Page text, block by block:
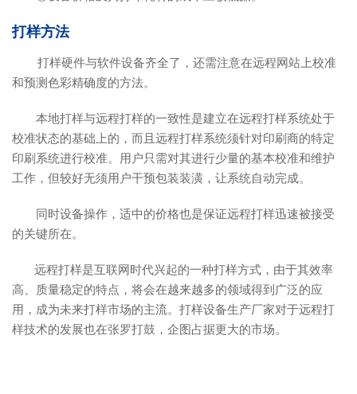
打样方法
打样硬件与软件设备齐全了，还需注意在远程网站上校准
和预测色彩精确度的方法。
本地打样与远程打样的一致性是建立在远程打样系统处于
校准状态的基础上的，而且远程打样系统须针对印刷商的特定
印刷系统进行校准。用户只需对其进行少量的基本校准和维护
工作，但较好无须用户干预包装装潢，让系统自动完成。
同时设备操作，适中的价格也是保证远程打样迅速被接受
的关键所在。
远程打样是互联网时代兴起的一种打样方式，由于其效率
高、质量稳定的特点，将会在越来越多的领域得到广泛的应
用，成为未来打样市场的主流。打样设备生产厂家对于远程打
样技术的发展也在张罗打鼓，企图占据更大的市场。